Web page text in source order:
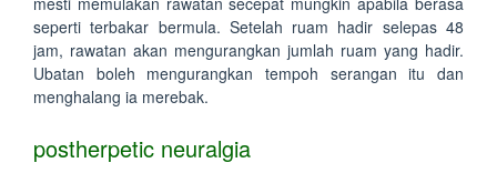
seperti terbakar bermula. Setelah ruam hadir selepas 48
jam, rawatan akan mengurangkan jumlah ruam yang hadir.
Ubatan boleh mengurangkan tempoh serangan itu dan
menghalang ia merebak.
postherpetic neuralgia